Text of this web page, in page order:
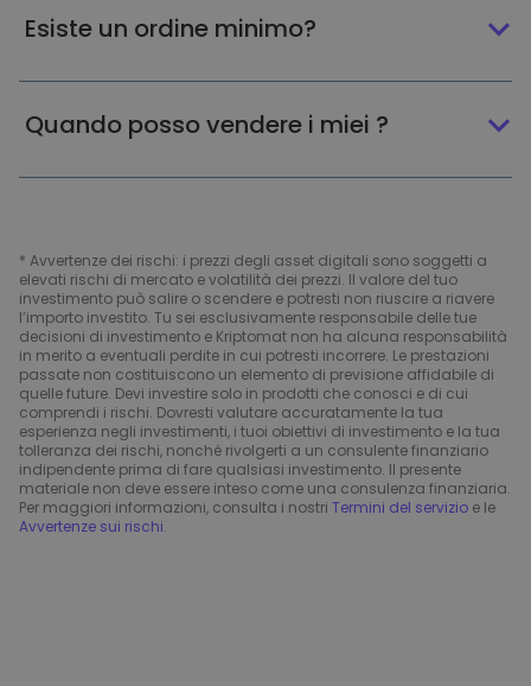
Esiste un ordine minimo?
Quando posso vendere i miei ?
* Avvertenze dei rischi: i prezzi degli asset digitali sono soggetti a
elevati rischi di mercato e volatilità dei prezzi. Il valore del tuo
investimento può salire o scendere e potresti non riuscire a riavere
l’importo investito. Tu sei esclusivamente responsabile delle tue
decisioni di investimento e Kriptomat non ha alcuna responsabilità
in merito a eventuali perdite in cui potresti incorrere. Le prestazioni
passate non costituiscono un elemento di previsione affidabile di
quelle future. Devi investire solo in prodotti che conosci e di cui
comprendi i rischi. Dovresti valutare accuratamente la tua
esperienza negli investimenti, i tuoi obiettivi di investimento e la tua
tolleranza dei rischi, nonché rivolgerti a un consulente finanziario
indipendente prima di fare qualsiasi investimento. Il presente
materiale non deve essere inteso come una consulenza finanziaria.
Per maggiori informazioni, consulta i nostri Termini del servizio e le
Avvertenze sui rischi.